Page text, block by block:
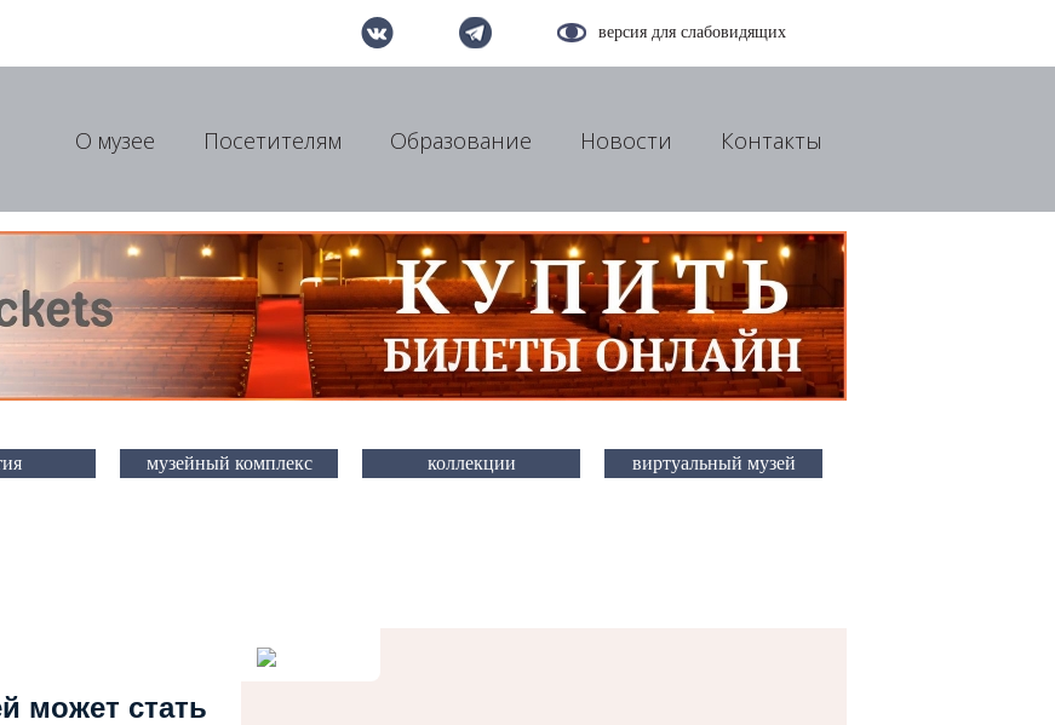
версия для слабовидящих
О музее Посетителям Образование Новости Контакты
музейный комплекс коллекции виртуальный музей
может стать